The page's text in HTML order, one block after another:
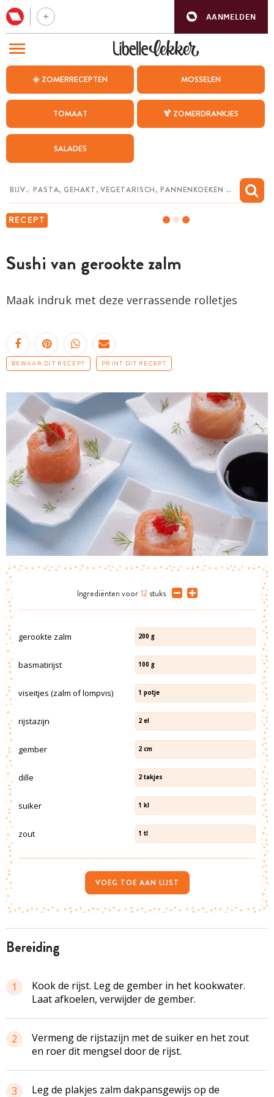
AANMELDEN
☀️ ZOMERRECEPTEN MOSSELEN
TOMAAT 🍹 ZOMERDRANKJES
SALADES
RECEPT
Sushi van gerookte zalm
Maak indruk met deze verrassende rolletjes
BEWAAR DIT RECEPT PRINT DIT RECEPT
bereiding
1
Kook de rijst. Leg de gember in het kookwater.
Laat afkoelen, verwijder de gember.
2
Vermeng de rijstazijn met de suiker en het zout
en roer dit mengsel door de rijst.
3
Leg de plakjes zalm dakpansgewijs op de
Ingrediënten voor 12 stuks
gerookte zalm 200 g
basmatirijst 100 g
viseitjes (zalm of lompvis) 1 potje
rijstazijn 2 el
gember 2 cm
dille 2 takjes
suiker 1 kl
zout 1 tl
VOEG TOE AAN LIJST
BEZOEK ONZE ANDERE WEBSITES
WEEKMENU
CHAT MET MAIA
MIJN BEWAARDE RECEPTEN